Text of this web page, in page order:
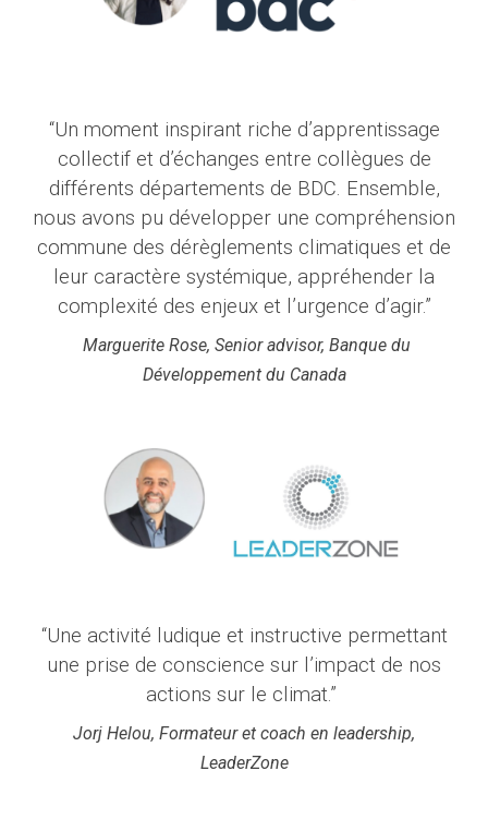
“Un moment inspirant riche d’apprentissage
collectif et d’échanges entre collègues de
différents départements de BDC. Ensemble,
nous avons pu développer une compréhension
commune des dérèglements climatiques et de
leur caractère systémique, appréhender la
complexité des enjeux et l’urgence d’agir.”
Marguerite Rose, Senior advisor, Banque du
Développement du Canada
“Une activité ludique et instructive permettant
une prise de conscience sur l’impact de nos
actions sur le climat.”
Jorj Helou, Formateur et coach en leadership,
LeaderZone